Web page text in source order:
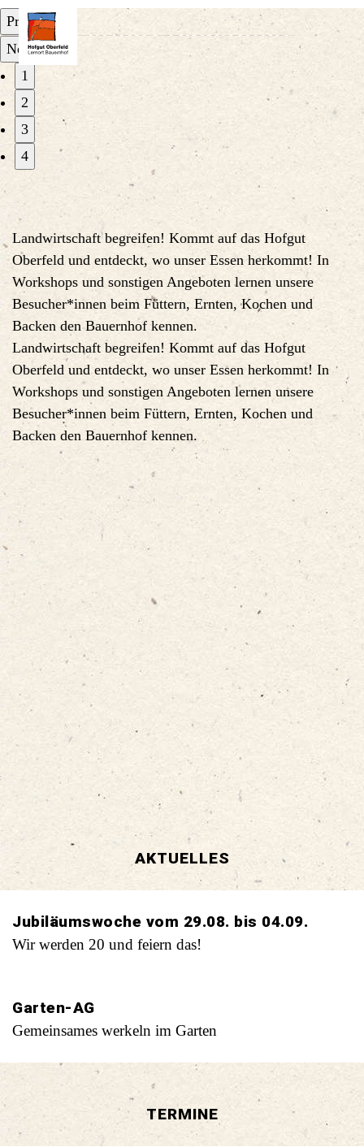
×
Previous
Lernort Bauernhof
Hofgut Oberfeld in Darmstadt
Lernort Bauernhof
Hofgut Oberfeld in Darmstadt
Lernort Bauernhof
Hofgut Oberfeld in Darmstadt
Lernort Bauernhof
Hofgut Oberfeld in Darmstadt
Next
1
2
3
4
Landwirtschaft begreifen! Kommt auf das Hofgut
Oberfeld und entdeckt, wo unser Essen herkommt! In
Workshops und sonstigen Angeboten lernen unsere
Besucher*innen beim Füttern, Ernten, Kochen und
Backen den Bauernhof kennen.
Landwirtschaft begreifen! Kommt auf das Hofgut
Oberfeld und entdeckt, wo unser Essen herkommt! In
Workshops und sonstigen Angeboten lernen unsere
Besucher*innen beim Füttern, Ernten, Kochen und
Backen den Bauernhof kennen.
Der Lernort Bauernhof ist Teil des Gesamprojekts
HOFGUT OBERFELD:
Workshops
z.B. Vom Korn zum Brot
AKTUELLES
Jubiläumswoche vom 29.08. bis 04.09.
Wir werden 20 und feiern das!
Garten-AG
Gemeinsames werkeln im Garten
TERMINE